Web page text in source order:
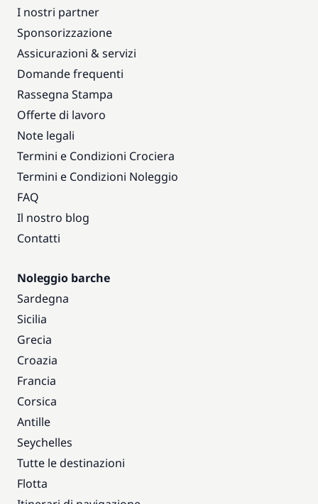
I nostri partner
Sponsorizzazione
Assicurazioni & servizi
Domande frequenti
Rassegna Stampa
Offerte di lavoro
Note legali
Termini e Condizioni Crociera
Termini e Condizioni Noleggio
FAQ
Il nostro blog
Contatti
Noleggio barche
Sardegna
Sicilia
Grecia
Croazia
Francia
Corsica
Antille
Seychelles
Tutte le destinazioni
Flotta